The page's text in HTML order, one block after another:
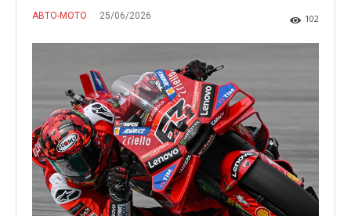
АВТО-МОТО 25/06/2026 102